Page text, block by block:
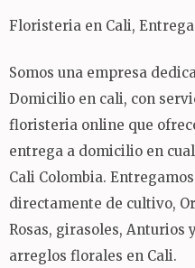
Floristeria en Cali,
Somos una empresa
Domicilio en cali, con
floristeria online que
entrega a domicilio en
Cali Colombia.
directamente de cultivo,
Rosas, girasoles, Anturios
arreglos florales en Cali.